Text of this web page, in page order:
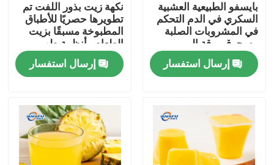
المنتجات
فيديوهات
بايسفو الطبيعية العشبية
السكري في الدم التحكم
في المشروبات الصلبة
مسحوق ورقة المربى
جذر كودزو الجينسنغ
جوجي التوت بذور كاسيا
لدعم الجلوكوز الصحية
إرسال استفسار
نكهة زيت بذور اللفت تم
تطويرها حصريًا للأطباق
المطبوخة مسبقًا بزيت
الطعام وأنظمة طهي
الطعام الصينية
إرسال استفسار